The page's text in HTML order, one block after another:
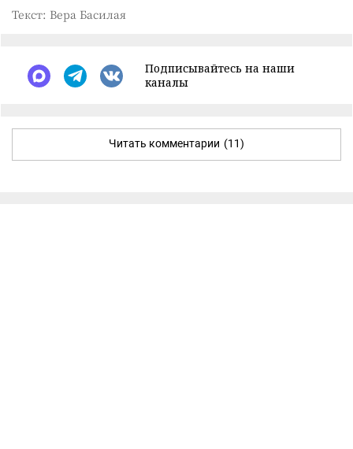
Текст: Вера Басилая
Подписывайтесь на наши
каналы
Читать комментарии (11)